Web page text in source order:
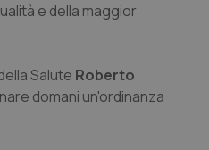
e della maggior
Salute Roberto
domani un'ordinanza